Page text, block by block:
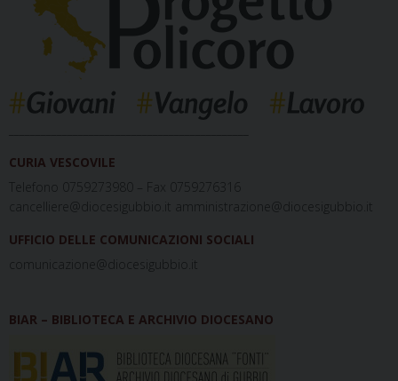
CURIA VESCOVILE
Telefono 0759273980 – Fax 0759276316
cancelliere@diocesigubbio.it amministrazione@diocesigubbio.it
UFFICIO DELLE COMUNICAZIONI SOCIALI
comunicazione@diocesigubbio.it
BIAR – BIBLIOTECA E ARCHIVIO DIOCESANO